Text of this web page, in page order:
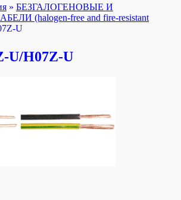
» БЕЗГАЛОГЕНОВЫЕ И
(halogen-free and fire-resistant
U
U/H07Z-U